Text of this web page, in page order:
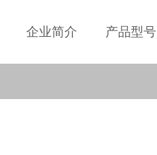
企业简介 产品型号